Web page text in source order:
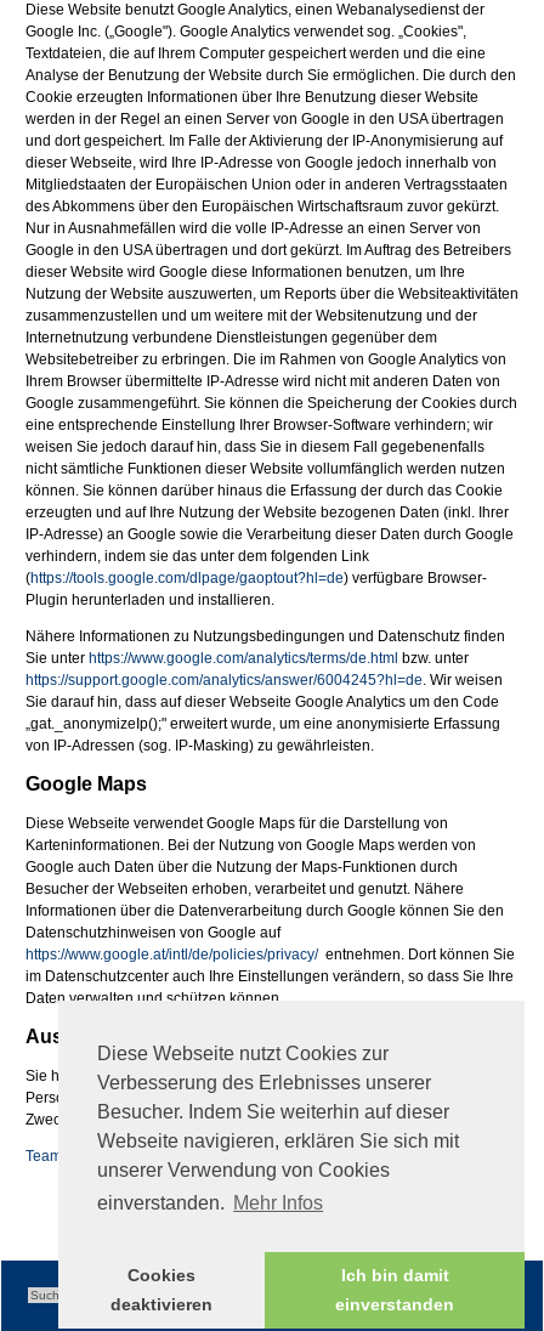
Diese Webseite nutzt Cookies zur
Verbesserung des Erlebnisses unserer
Besucher. Indem Sie weiterhin auf dieser
Webseite navigieren, erklären Sie sich mit
unserer Verwendung von Cookies
einverstanden. Mehr Infos
Cookies
deaktivieren
Ich bin damit
einverstanden
Diese Website benutzt Google Analytics, einen Webanalysedienst der
Google Inc. („Google"). Google Analytics verwendet sog. „Cookies",
Textdateien, die auf Ihrem Computer gespeichert werden und die eine
Analyse der Benutzung der Website durch Sie ermöglichen. Die durch den
Cookie erzeugten Informationen über Ihre Benutzung dieser Website
werden in der Regel an einen Server von Google in den USA übertragen
und dort gespeichert. Im Falle der Aktivierung der IP-Anonymisierung auf
dieser Webseite, wird Ihre IP-Adresse von Google jedoch innerhalb von
Mitgliedstaaten der Europäischen Union oder in anderen Vertragsstaaten
des Abkommens über den Europäischen Wirtschaftsraum zuvor gekürzt.
Nur in Ausnahmefällen wird die volle IP-Adresse an einen Server von
Google in den USA übertragen und dort gekürzt. Im Auftrag des Betreibers
dieser Website wird Google diese Informationen benutzen, um Ihre
Nutzung der Website auszuwerten, um Reports über die Websiteaktivitäten
zusammenzustellen und um weitere mit der Websitenutzung und der
Internetnutzung verbundene Dienstleistungen gegenüber dem
Websitebetreiber zu erbringen. Die im Rahmen von Google Analytics von
Ihrem Browser übermittelte IP-Adresse wird nicht mit anderen Daten von
Google zusammengeführt. Sie können die Speicherung der Cookies durch
eine entsprechende Einstellung Ihrer Browser-Software verhindern; wir
weisen Sie jedoch darauf hin, dass Sie in diesem Fall gegebenenfalls
nicht sämtliche Funktionen dieser Website vollumfänglich werden nutzen
können. Sie können darüber hinaus die Erfassung der durch das Cookie
erzeugten und auf Ihre Nutzung der Website bezogenen Daten (inkl. Ihrer
IP-Adresse) an Google sowie die Verarbeitung dieser Daten durch Google
verhindern, indem sie das unter dem folgenden Link
(https://tools.google.com/dlpage/gaoptout?hl=de) verfügbare Browser-
Plugin herunterladen und installieren.
Nähere Informationen zu Nutzungsbedingungen und Datenschutz finden
Sie unter https://www.google.com/analytics/terms/de.html bzw. unter
https://support.google.com/analytics/answer/6004245?hl=de. Wir weisen
Sie darauf hin, dass auf dieser Webseite Google Analytics um den Code
„gat._anonymizeIp();" erweitert wurde, um eine anonymisierte Erfassung
von IP-Adressen (sog. IP-Masking) zu gewährleisten.
Google Maps
Diese Webseite verwendet Google Maps für die Darstellung von
Karteninformationen. Bei der Nutzung von Google Maps werden von
Google auch Daten über die Nutzung der Maps-Funktionen durch
Besucher der Webseiten erhoben, verarbeitet und genutzt. Nähere
Informationen über die Datenverarbeitung durch Google können Sie den
Datenschutzhinweisen von Google auf
https://www.google.at/intl/de/policies/privacy/entnehmen. Dort können Sie
im Datenschutzcenter auch Ihre Einstellungen verändern, so dass Sie Ihre
Daten verwalten und schützen können.
Auskunftsrecht
Sie haben jederzeit das Recht auf Auskunft über die bezüglich Ihrer
Person gespeicherten Daten, deren Herkunft und Empfänger sowie den
Zweck der Speicherung
Teamviewer QS
fileadmin/global/TeamViewerQS_de.zip